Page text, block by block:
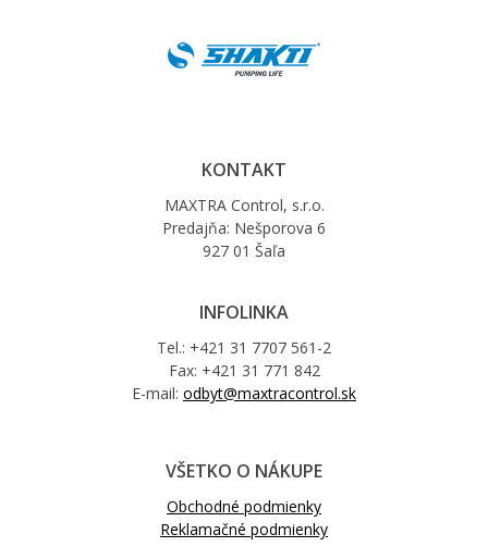
KONTAKT
MAXTRA Control, s.r.o.
Predajňa: Nešporova 6
927 01 Šaľa
INFOLINKA
Tel.: +421 31 7707 561-2
Fax: +421 31 771 842
E-mail: odbyt@maxtracontrol.sk
VŠETKO O NÁKUPE
Obchodné podmienky
Reklamačné podmienky